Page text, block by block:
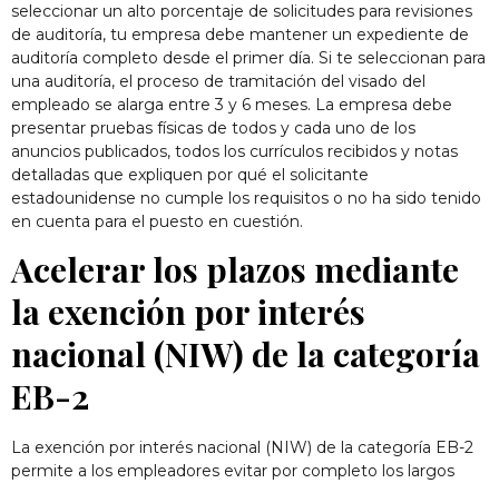
seleccionar un alto porcentaje de solicitudes para revisiones
de auditoría, tu empresa debe mantener un expediente de
auditoría completo desde el primer día. Si te seleccionan para
una auditoría, el proceso de tramitación del visado del
empleado se alarga entre 3 y 6 meses. La empresa debe
presentar pruebas físicas de todos y cada uno de los
anuncios publicados, todos los currículos recibidos y notas
detalladas que expliquen por qué el solicitante
estadounidense no cumple los requisitos o no ha sido tenido
en cuenta para el puesto en cuestión.
Acelerar los plazos mediante
la exención por interés
nacional (NIW) de la categoría
EB-2
La exención por interés nacional (NIW) de la categoría EB-2
permite a los empleadores evitar por completo los largos